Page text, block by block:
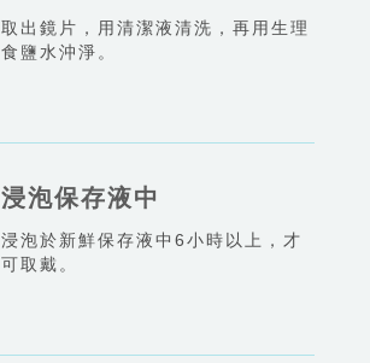
取出鏡片，用清潔液清洗，再用生理
食鹽水沖淨。
浸泡保存液中
浸泡於新鮮保存液中6小時以上，才
可取戴。